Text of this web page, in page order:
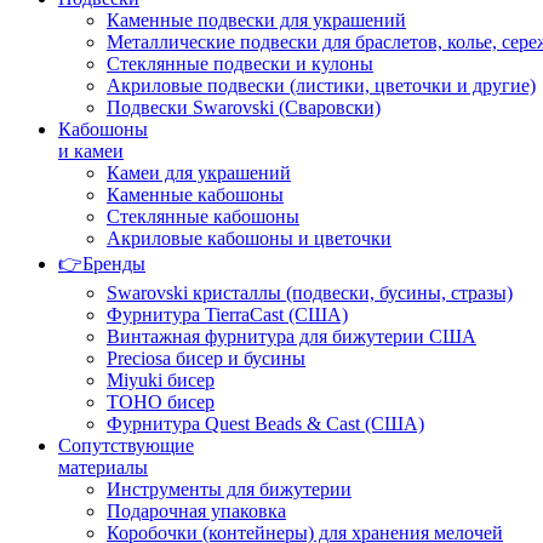
Каменные подвески для украшений
Металлические подвески для браслетов, колье,
Стеклянные подвески и кулоны
Акриловые подвески (листики, цветочки и другие)
Подвески Swarovski (Сваровски)
Кабошоны
и камеи
Камеи для украшений
Каменные кабошоны
Стеклянные кабошоны
Акриловые кабошоны и цветочки
👉Бренды
Swarovski кристаллы (подвески, бусины, стразы)
Фурнитура TierraCast (США)
Винтажная фурнитура для бижутерии США
Preciosa бисер и бусины
Miyuki бисер
TOHO бисер
Фурнитура Quest Beads & Cast (США)
Сопутствующие
материалы
Инструменты для бижутерии
Подарочная упаковка
Коробочки (контейнеры) для хранения мелочей